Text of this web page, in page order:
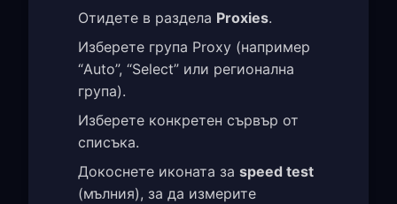
Отидете в раздела Proxies.
Изберете група Proxy (например
“Auto”, “Select” или регионална
група).
Изберете конкретен сървър от
списъка.
Докоснете иконата за speed test
(мълния), за да измерите